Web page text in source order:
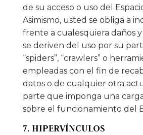
de su acceso o uso del
Asimismo, usted se obliga a
frente a cualesquiera daños
se deriven del uso por su
“spiders”, “crawlers” o
empleadas con el fin de
datos o de cualquier otra
parte que imponga una
sobre el funcionamiento del
7. HIPERVÍNCULOS